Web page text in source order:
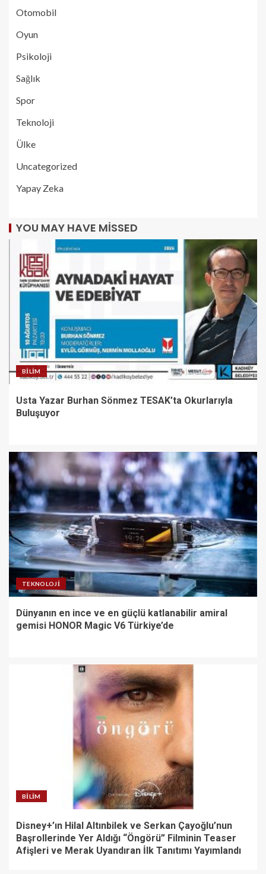
Otomobil
Oyun
Psikoloji
Sağlık
Spor
Teknoloji
Ülke
Uncategorized
Yapay Zeka
YOU MAY HAVE MISSED
BILIM
Usta Yazar Burhan Sönmez TESAK’ta Okurlarıyla
Buluşuyor
TEKNOLOJI
Dünyanın en ince ve en güçlü katlanabilir amiral
gemisi HONOR Magic V6 Türkiye’de
BILIM
Disney+’ın Hilal Altınbilek ve Serkan Çayoğlu’nun
Başrollerinde Yer Aldığı “Öngörü” Filminin Teaser
Afişleri ve Merak Uyandıran İlk Tanıtımı Yayımlandı